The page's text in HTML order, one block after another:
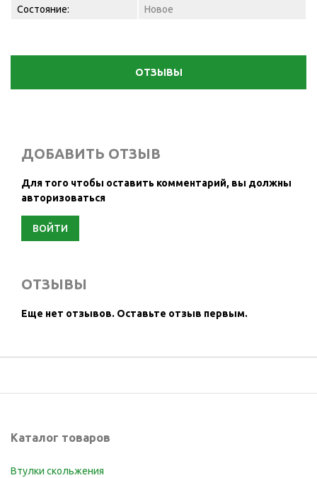
Состояние:
Новое
ОТЗЫВЫ
ДОБАВИТЬ ОТЗЫВ
Для того чтобы оставить комментарий, вы должны
авторизоваться
ВОЙТИ
ОТЗЫВЫ
Еще нет отзывов. Оставьте отзыв первым.
Каталог товаров
Втулки скольжения